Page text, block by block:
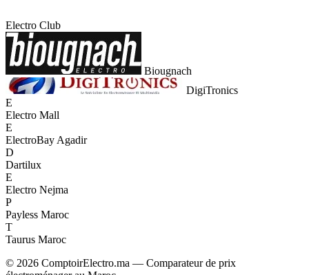
Electro Club
Biougnach
DigiTronics
E
Electro Mall
E
ElectroBay Agadir
D
Dartilux
E
Electro Nejma
P
Payless Maroc
T
Taurus Maroc
© 2026 ComptoirElectro.ma — Comparateur de prix